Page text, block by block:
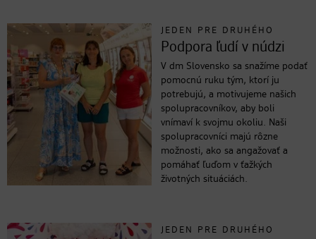
JEDEN PRE DRUHÉHO
Podpora ľudí v núdzi
V dm Slovensko sa snažíme podať
pomocnú ruku tým, ktorí ju
potrebujú, a motivujeme našich
spolupracovníkov, aby boli
vnímaví k svojmu okoliu. Naši
spolupracovníci majú rôzne
možnosti, ako sa angažovať a
pomáhať ľuďom v ťažkých
životných situáciách.
JEDEN PRE DRUHÉHO